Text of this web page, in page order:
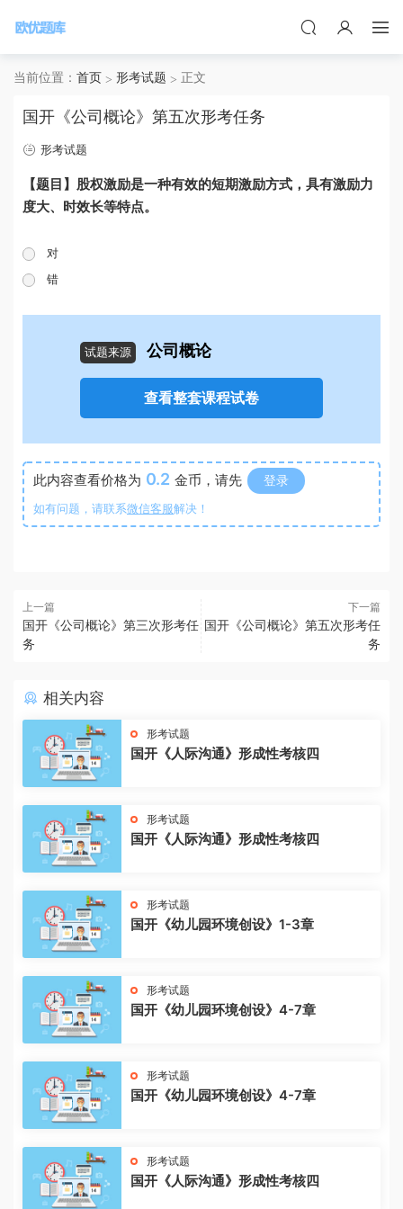
当前位置： 首页 形考试题 正文
国开《公司概论》第五次形考任务
形考试题
【题目】股权激励是一种有效的短期激励方式，具有激励力
度大、时效长等特点。
对
错
试题来源 公司概论
查看整套课程试卷
此内容查看价格为 0.2 金币，请先 登录
如有问题，请联系微信客服解决！
上一篇
国开《公司概论》第三次形考任
务
下一篇
国开《公司概论》第五次形考任
务
相关内容
形考试题
国开《人际沟通》形成性考核四
形考试题
国开《人际沟通》形成性考核四
形考试题
国开《幼儿园环境创设》1-3章
形考试题
国开《幼儿园环境创设》4-7章
形考试题
国开《幼儿园环境创设》4-7章
形考试题
国开《人际沟通》形成性考核四